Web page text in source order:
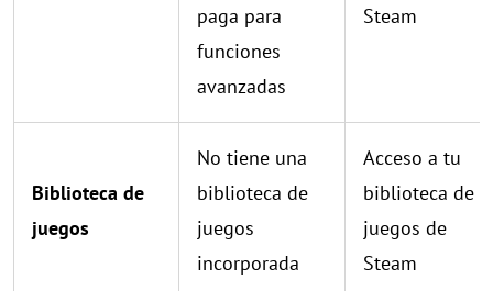
paga para
funciones
avanzadas
Steam
Biblioteca de
juegos
No tiene una
biblioteca de
juegos
incorporada
Acceso a tu
biblioteca de
juegos de
Steam